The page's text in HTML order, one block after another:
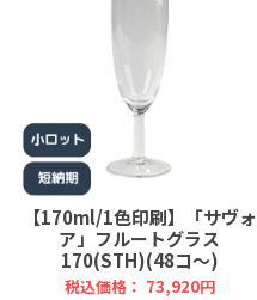
【170ml/1色印刷】「サヴォ
ア」フルートグラス
170(STH)(48コ～)
税込価格： 73,920円